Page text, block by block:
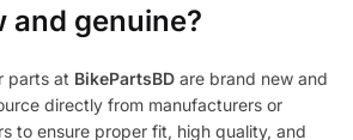
and genuine?
parts at BikePartsBD are brand new and
directly from manufacturers or
to ensure proper fit, high quality, and